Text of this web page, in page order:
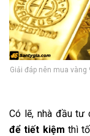
Giải đáp nên mua vàng
Có lẽ, nhà đầu tư
để tiết kiệm thì